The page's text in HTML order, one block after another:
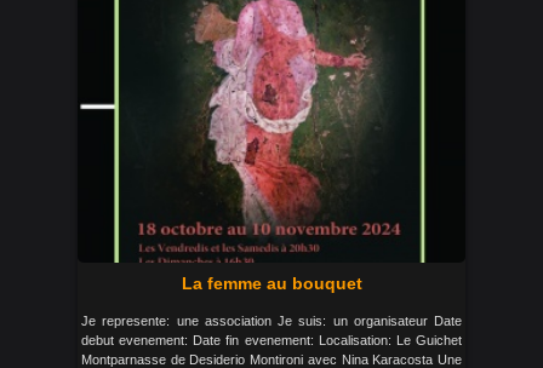
La femme au bouquet
Je represente: une association Je suis: un organisateur Date
debut evenement: Date fin evenement: Localisation: Le Guichet
Montparnasse de Desiderio Montironi avec Nina Karacosta Une